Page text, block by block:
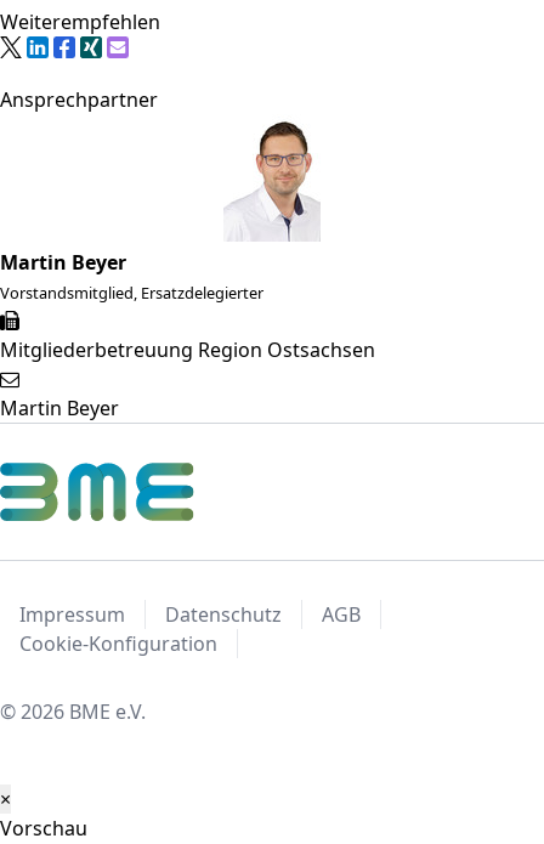
Weiterempfehlen
Ansprechpartner
Martin Beyer
Vorstandsmitglied, Ersatzdelegierter
Mitgliederbetreuung Region Ostsachsen
Martin Beyer
Impressum Datenschutz
AGB
Cookie-Konfiguration
© 2026 BME e.V.
×
Vorschau